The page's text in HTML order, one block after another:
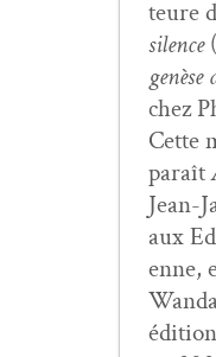
teure
silence
genèse
chez
Cette
paraît
Jean-
aux
enne,